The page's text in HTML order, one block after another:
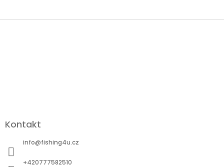
Kontakt
info@fishing4u.cz
+420777582510